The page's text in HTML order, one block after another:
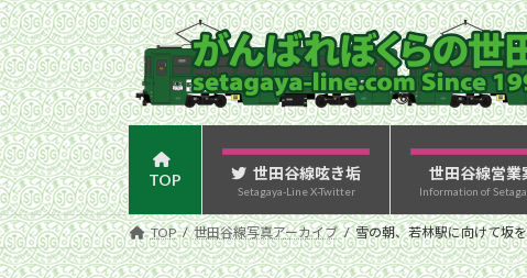
コ
ン
テ
ン
ツ
へ
ス
キ
ッ
プ
ナ
ビ
ゲ
ー
シ
ョ
ン
に
移
動
TOP 世田谷線呟き垢
Setagaya-Line X-Twitter
世田谷線営業
Information of
TOP 世田谷線写真アーカイブ 雪の朝、若林駅に向けて坂